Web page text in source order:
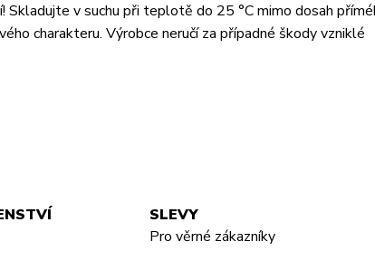
v suchu při teplotě do 25 °C mimo dosah
charakteru. Výrobce neručí za případné škody vzniklé
SLEVY
Pro věrné zákazníky